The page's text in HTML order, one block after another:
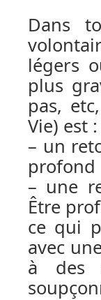
Dans
légers
plus
pas,
Vie) est :
– un
profond
– une
Être
ce qui
avec
à des